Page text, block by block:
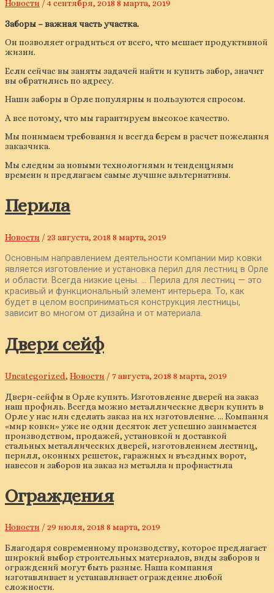
Новости /4 сентября, 2018 8 марта, 2019
Заборы – важная часть участка.
Он позволяет оградиться от всего, что мешает продуктивной
жизни.
Если сейчас вы заняты задачей найти и купить забор, значит
вы обратились по адресу.
Наши заборы в Орле популярны и пользуются спросом.
А все потому, что мы гарантируем высокое качество.
Мы понимаем требования и всегда берем в расчет пожелания
заказчика.
Мы следим за новыми технологиями и тенденциями
времени и предлагаем самые лучшие альтернативы.
Перила
Новости / 23 августа, 2018 8 марта, 2019
Основным направлением деятельности компании мир ковки
является изготовление и установка перил для лестниц в Орле
и области. Всегда низкие цены. … Перила для лестниц — это
красивый и функциональный элемент интерьера. То, как
будет в целом восприниматься конструкция лестницы,
зависит во многом от дизайна и от материала.
Двери сейф
Uncategorized, Новости / 7 августа, 2018 8 марта, 2019
Двери-сейфы в Орле купить. Изготовление дверей на заказ
наш профиль. Всегда можно металлические двери купить в
Орле у нас или сделать заказ на их изготовление. … Компания
«мир ковки» уже не один десяток лет успешно занимается
производством, продажей, установкой и доставкой
стальных металлических дверей, изготовлением лестниц,
перилл, оконных решеток, гаражных и въездных ворот,
навесов и заборов на заказ из металла и профнастила
Ограждения
Новости / 29 июля, 2018 8 марта, 2019
Благодаря современному производству, которое предлагает
широкий выбор строительных материалов, виды заборов и
ограждений могут быть разные. Наша компания
изготавливает и устанавливает ограждение любой
сложности.